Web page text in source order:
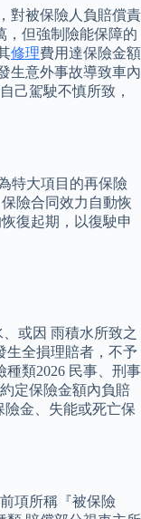
對被保險人負賠償責
，但強制險能保障的
修理費用達保險金額
生意外事故導致車內
己駕駛不慎所致，
特大項目的再保險
險合同效力自動恢
復起期，以復駛申
或因 雨積水所致之
生全損理賠者，不予
類2026 民事、刑事
定保險金額內負賠
金、失能或死亡保
項所稱『被保險